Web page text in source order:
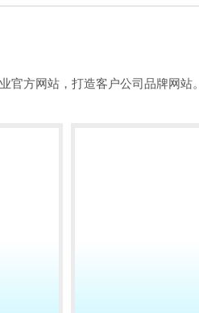
官方网站，打造客户公司品牌网站。